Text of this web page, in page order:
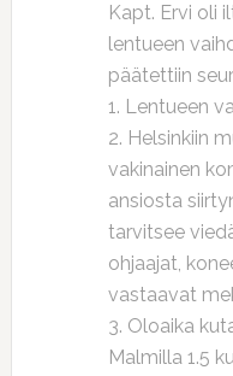
Kapt. Ervi oli
lentueen
päätettiin
1. Lentueen
2. Helsinkiin
vakinainen
ansiosta
tarvitsee
ohjaajat,
vastaavat
3. Oloaika
Malmilla 1.5